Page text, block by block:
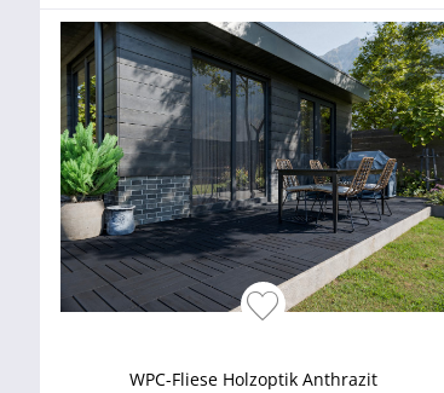
WPC-Fliese Holzoptik Anthrazit